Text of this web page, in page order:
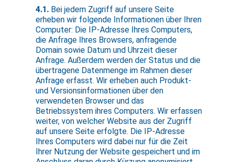
4.1. Bei jedem Zugriff auf unsere Seite
erheben wir folgende Informationen über Ihren
Computer: Die IP-Adresse Ihres Computers,
die Anfrage Ihres Browsers, anfragende
Domain sowie Datum und Uhrzeit dieser
Anfrage. Außerdem werden der Status und die
übertragene Datenmenge im Rahmen dieser
Anfrage erfasst. Wir erheben auch Produkt-
und Versionsinformationen über den
verwendeten Browser und das
Betriebssystem ihres Computers. Wir erfassen
weiter, von welcher Website aus der Zugriff
auf unsere Seite erfolgte. Die IP-Adresse
Ihres Computers wird dabei nur für die Zeit
Ihrer Nutzung der Website gespeichert und im